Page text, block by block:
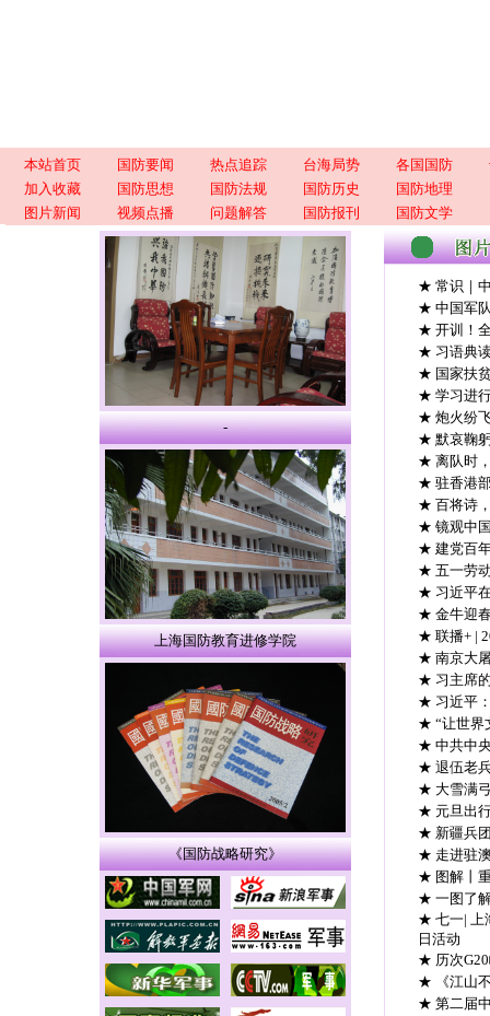
本站首页 国防要闻 热点追踪 台海局势 各国国防
加入收藏
国防思想 国防法规 国防历史 国防地理
图片新闻
视频点播 问题解答 国防报刊 国防文学
-
上海国防教育进修学院
《国防战略研究》
★ 常识｜
★ 中国军
★ 开训！
★ 习语典
★ 国家扶
★ 学习进
★ 炮火纷
★ 默哀鞠
★ 离队时
★ 驻香港
★ 百将诗
★ 镜观中
★ 建党百
★ 五一劳
★ 习近平
★ 金牛迎
★ 联播+ |
★ 南京大
★ 习主席
★ 习近平
★ “让世界
★ 中共中
★ 退伍老
★ 大雪满
★ 元旦出
★ 新疆兵
★ 走进驻
★ 图解丨
★ 一图了
★ 七一| 上
日活动
★ 历次
★ 《江山
★ 第二届